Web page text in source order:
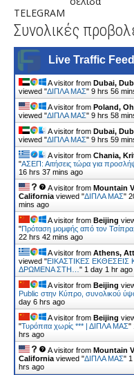
TELEGRAM
Συνολικές
Live Traffic Feed
A visitor from Dubai,
viewed "ΔΙΠΛΑ ΜΑΣ" 9 hrs 56
A visitor from Poland,
viewed "ΔΙΠΛΑ ΜΑΣ" 9 hrs 58
A visitor from Dubai,
viewed "ΔΙΠΛΑ ΜΑΣ" 9 hrs 59
A visitor from Chania,
"ΑΣΕΠ: Αιτήσεις τώρα για
16 hrs 37 mins ago
A visitor from Mountain
California viewed "ΔΙΠΛΑ ΜΑΣ"
mins ago
A visitor from Beijing
"Πρόταση μομφής από τον
22 hrs 42 mins ago
A visitor from Athens,
viewed "ΕΙΚΑΣΤΙΚΕΣ ΕΚΘΕΣΕΙΣ
ΔΡΩΜΕΝΑ ΣΤΗ… " 1 day 1 hr ago
A visitor from Beijing
Public στην Κύπρο, συνολικού
day 6 hrs ago
A visitor from Beijing
"Τυρόπιτα χωρίς *** | ΔΙΠΛΑ ΜΑΣ"
hrs ago
A visitor from Mountain
California viewed "ΔΙΠΛΑ ΜΑΣ"
hrs ago